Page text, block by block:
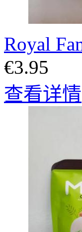
Royal
€3.95
查看详情